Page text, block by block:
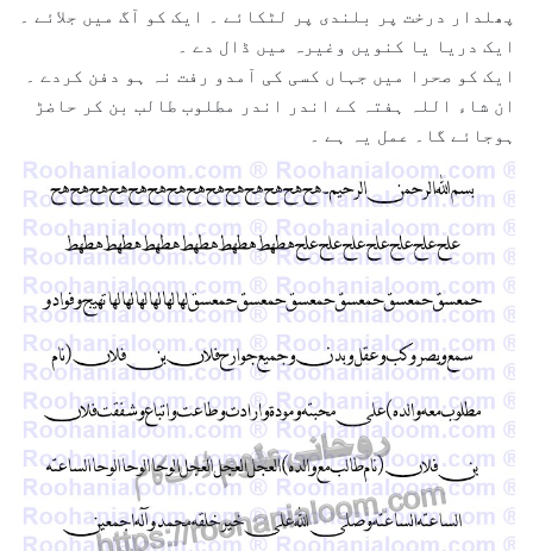
پھلدار درخت پر بلندی پر لٹکائے ۔ ایک کو آگ میں جلائے ۔
ایک دریا یا کنویں وغیرہ میں ڈال دے ۔
ایک کو صحرا میں جہاں کسی کی آمدو رفت نہ ہو دفن کردے ۔
ان شاء اللہ ہفتہ کے اندر اندر مطلوب طالب بن کر حاضڑ
ہوجائے گا۔ عمل یہ ہے ۔